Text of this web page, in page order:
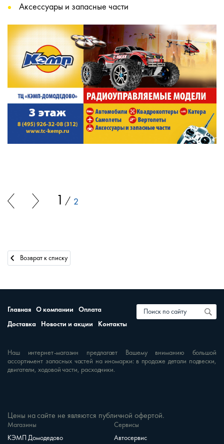
Аксессуары и запасные части
1 2
Возврат к списку
Главная О компании
Оплата
Доставка
Новости и акции Контакты
Магазины
КЭМП Домодедово
Сервисы
Автосервис
Наш интернет-магазин предлагает Вашему вниманию большой
ассортимент запасных частей на иномарки: в продаже детали подвески,
двигатели, ходовой части, расходники.
Цены на сайте не являются публичной офертой.